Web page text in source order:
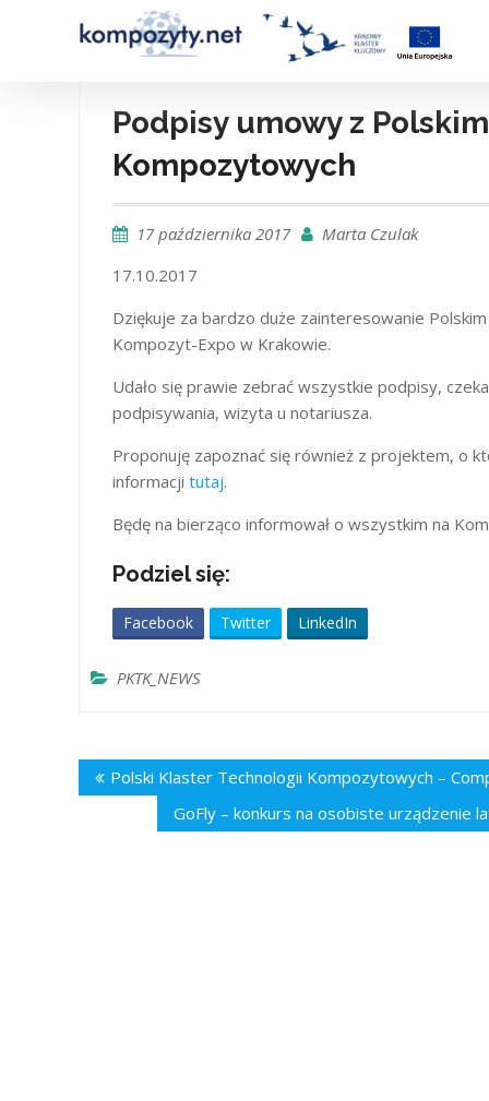
Podpisy umowy z
Kompozytowych
17 października 2017
Marta Czulak
17.10.2017
Dziękuje za bardzo duże zainteresowanie
Kompozyt-Expo w Krakowie.
Udało się prawie zebrać wszystkie podpisy,
podpisywania, wizyta u notariusza.
Proponuję zapoznać się również z projektem, o
informacji tutaj.
Będę na bierząco informował o wszystkim na
Podziel się:
Facebook Twitter LinkedIn
PKTK_NEWS
Nawigacja
wpisu
Polski Klaster Technologii Kompozytowych –
GoFly – konkurs na osobiste urządzenie